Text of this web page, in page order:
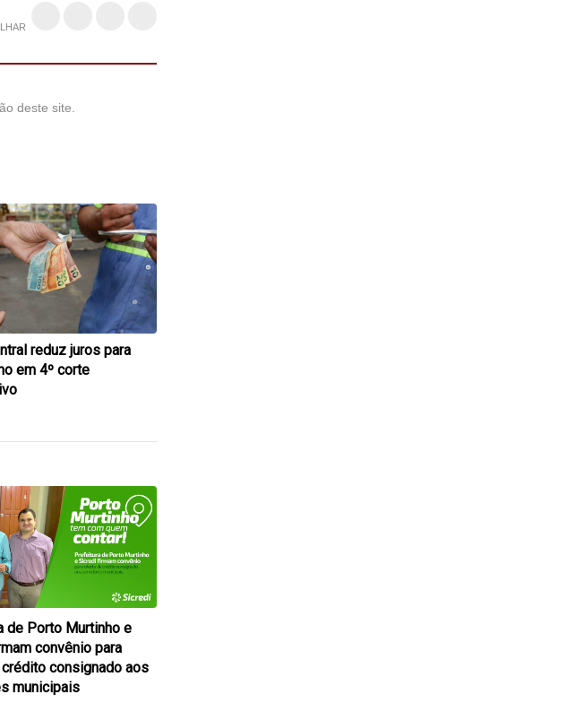
deste site.
reduz juros para
em 4º corte
de Porto Murtinho e
convênio para
consignado aos
municipais